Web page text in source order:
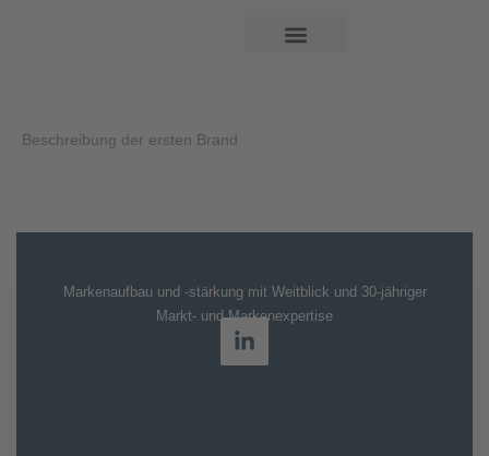
Beschreibung der ersten Brand
Markenaufbau und -stärkung mit Weitblick und 30-jähriger
Markt- und Markenexpertise